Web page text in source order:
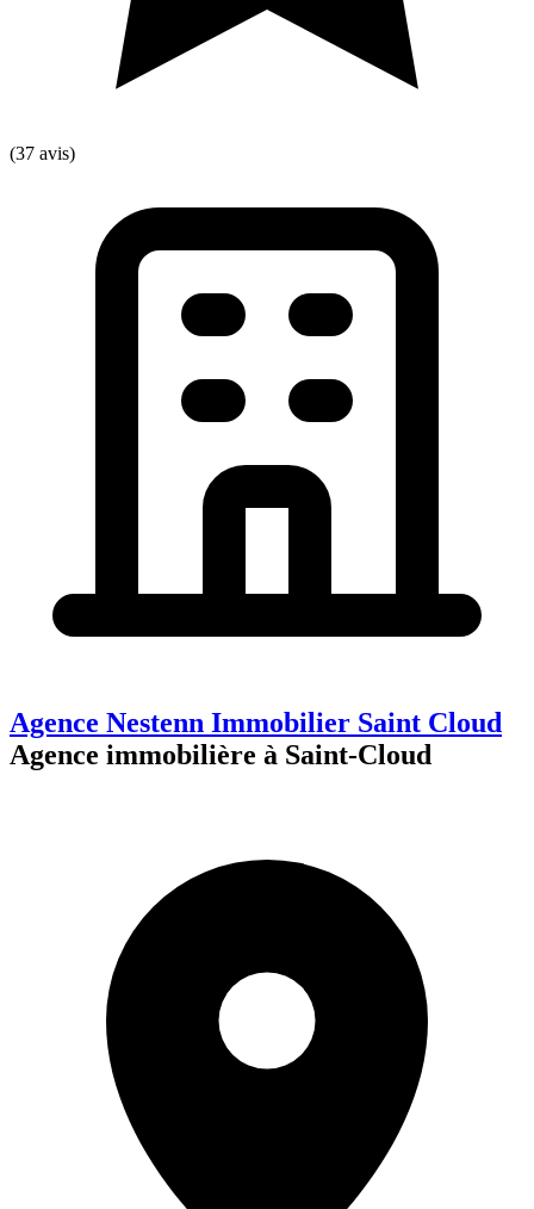
(37 avis)
Agence Nestenn Immobilier Saint Cloud
Agence immobilière à Saint-Cloud